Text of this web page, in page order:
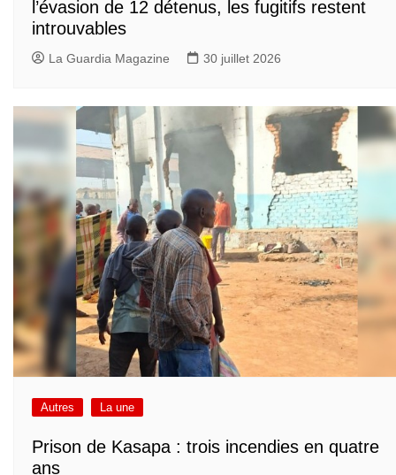
l’évasion de 12 détenus, les fugitifs restent
introuvables
La Guardia Magazine 30 juillet 2026
Autres La une
Prison de Kasapa : trois incendies en quatre
ans